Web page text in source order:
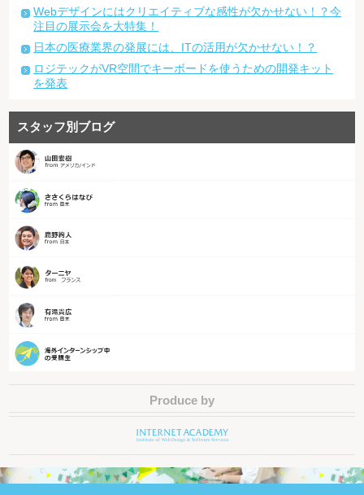
Webデザインにはクリエイティブな感性が欠かせない！？今
注目の展示会を大特集！
日本の医療業界の発展には、ITの活用が欠かせない！？
ロジテックがVR空間でキーボードを使うための開発キット
を発表
スタッフ別ブログ
Produce by